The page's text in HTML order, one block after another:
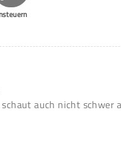
auch nicht schwer